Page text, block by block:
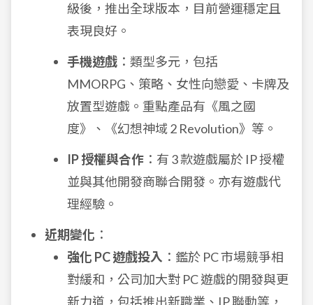
級後，推出全球版本，目前營運穩定且
表現良好。
手機遊戲 ：類型多元，包括
MMORPG、策略、女性向戀愛、卡牌及
放置型遊戲。重點產品有《風之國
度》、《幻想神域 2 Revolution》等。
IP 授權與合作 ：有 3 款遊戲屬於 IP 授權
並與其他開發商聯合開發。亦有遊戲代
理經驗。
近期變化 ：
強化 PC 遊戲投入 ：鑑於 PC 市場競爭相
對緩和，公司加大對 PC 遊戲的開發與更
新力道，包括推出新職業、IP 聯動等，